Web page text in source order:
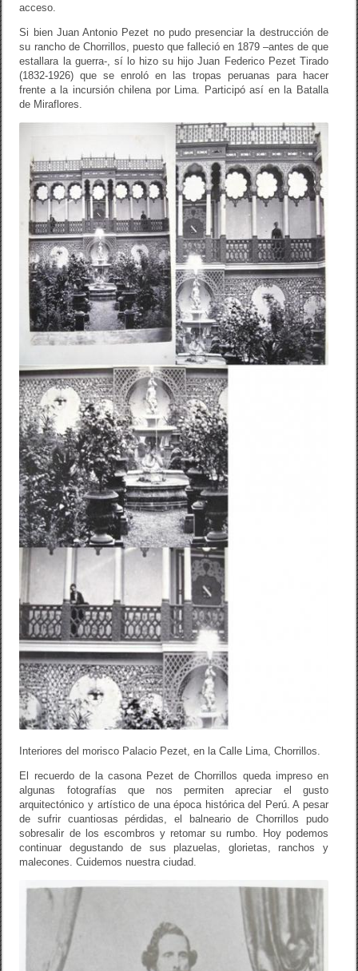
acceso.
Si bien Juan Antonio Pezet no pudo presenciar la destrucción de
su rancho de Chorrillos, puesto que falleció en 1879 –antes de que
estallara la guerra-, sí lo hizo su hijo Juan Federico Pezet Tirado
(1832-1926) que se enroló en las tropas peruanas para hacer
frente a la incursión chilena por Lima. Participó así en la Batalla
de Miraflores.
Interiores del morisco Palacio Pezet, en la Calle Lima, Chorrillos.
El recuerdo de la casona Pezet de Chorrillos queda impreso en
algunas fotografías que nos permiten apreciar el gusto
arquitectónico y artístico de una época histórica del Perú. A pesar
de sufrir cuantiosas pérdidas, el balneario de Chorrillos pudo
sobresalir de los escombros y retomar su rumbo. Hoy podemos
continuar degustando de sus plazuelas, glorietas, ranchos y
malecones. Cuidemos nuestra ciudad.